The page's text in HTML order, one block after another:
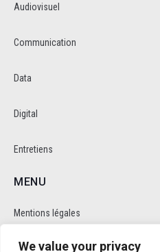
We value your privacy
Audiovisuel
Communication
Data
Digital
Entretiens
MENU
Mentions légales
Politique de cookie et de confidentalité